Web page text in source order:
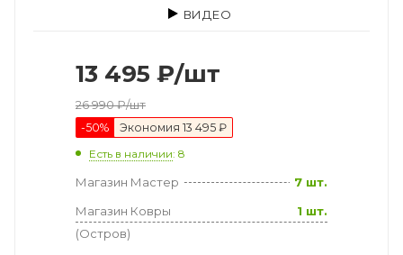
ВИДЕО
13 495 ₽/шт
26 990₽/шт
-50% Экономия 13 495 ₽
Есть в наличии: 8
Магазин Мастер
7 шт.
Магазин Ковры
(Остров)
1 шт.